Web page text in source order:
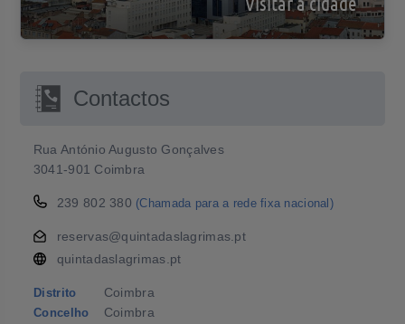
Contactos
Rua António Augusto Gonçalves
3041-901 Coimbra
239 802 380 (Chamada para a rede fixa nacional)
reservas@quintadaslagrimas.pt
quintadaslagrimas.pt
Distrito Coimbra
Concelho Coimbra